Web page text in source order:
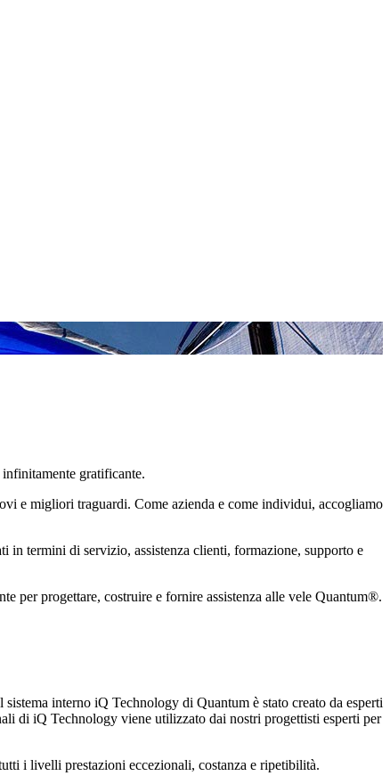
gratificante.
e migliori traguardi. Come azienda e come individui, accogliamo
termini di servizio, assistenza clienti, formazione, supporto e
per progettare, costruire e fornire assistenza alle vele Quantum®.
interno iQ Technology di Quantum è stato creato da esperti
di iQ Technology viene utilizzato dai nostri progettisti esperti per
i livelli prestazioni eccezionali, costanza e ripetibilità.